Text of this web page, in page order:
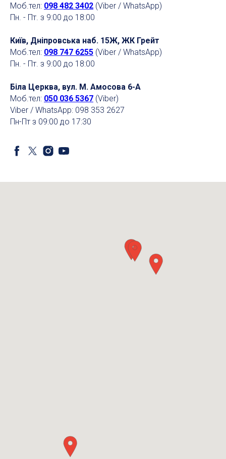
Моб.тел: 098 482 3402 (Viber / WhatsApp)
Пн. - Пт. з 9:00 до 18:00
Київ, Дніпровська наб. 15Ж, ЖК Грейт
Моб.тел: 098 747 6255 (Viber / WhatsApp)
Пн. - Пт. з 9:00 до 18:00
Біла Церква, вул. М. Амосова 6-А
Моб.тел: 050 036 5367 (Viber)
Viber / WhatsApp: 098 353 2627
Пн-Пт з 09:00 до 17:30